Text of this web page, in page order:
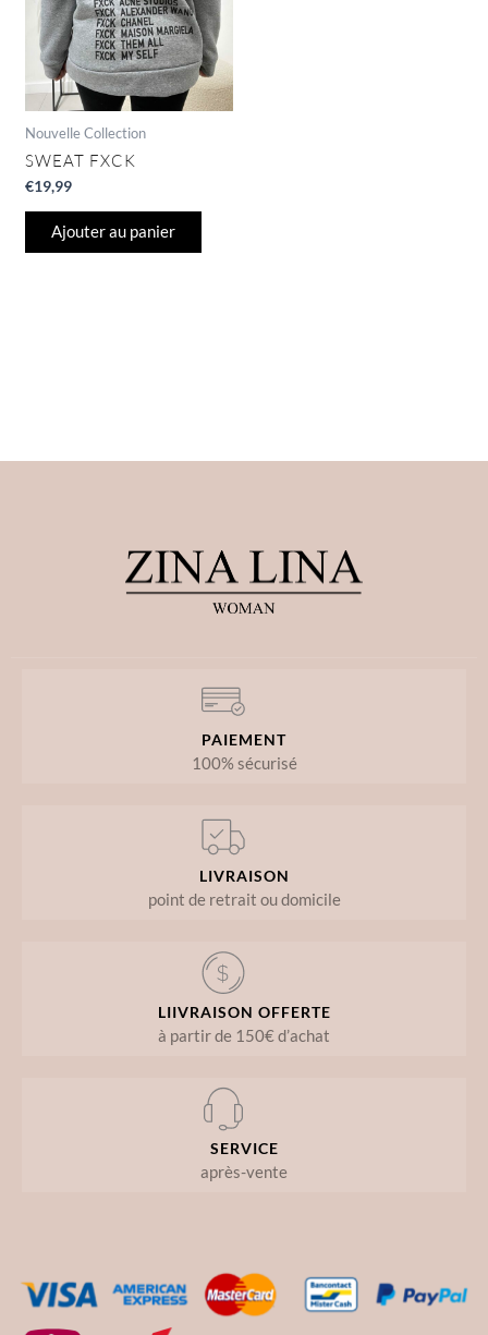
Nouvelle Collection
SWEAT FXCK
€19,99
Ajouter au panier
PAIEMENT
100% sécurisé
LIVRAISON
point de retrait ou domicile
LIIVRAISON OFFERTE
à partir de 150€ d’achat
SERVICE
après-vente